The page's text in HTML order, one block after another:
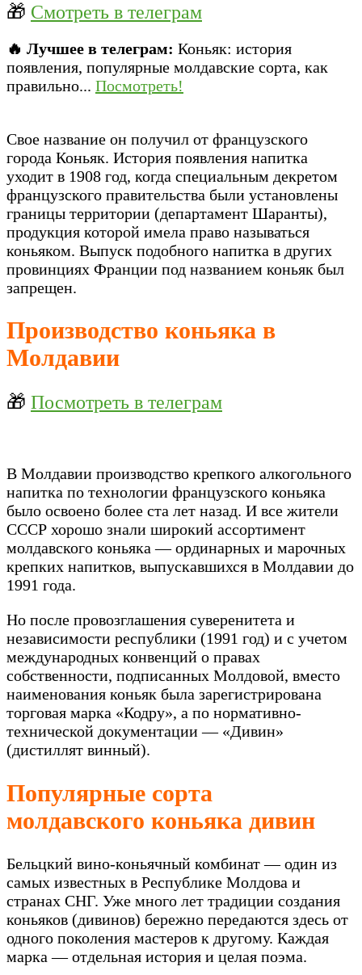
🎁 Смотреть в телеграм
🔥 Лучшее в телеграм: Коньяк: история
появления, популярные молдавские сорта, как
правильно... Посмотреть!
Свое название он получил от французского
города Коньяк. История появления напитка
уходит в 1908 год, когда специальным декретом
французского правительства были установлены
границы территории (департамент Шаранты),
продукция которой имела право называться
коньяком. Выпуск подобного напитка в других
провинциях Франции под названием коньяк был
запрещен.
Производство коньяка в
Молдавии
🎁 Посмотреть в телеграм
В Молдавии производство крепкого алкогольного
напитка по технологии французского коньяка
было освоено более ста лет назад. И все жители
СССР хорошо знали широкий ассортимент
молдавского коньяка — ординарных и марочных
крепких напитков, выпускавшихся в Молдавии до
1991 года.
Но после провозглашения суверенитета и
независимости республики (1991 год) и с учетом
международных конвенций о правах
собственности, подписанных Молдовой, вместо
наименования коньяк была зарегистрирована
торговая марка «Кодру», а по нормативно-
технической документации — «Дивин»
(дистиллят винный).
Популярные сорта
молдавского коньяка дивин
Бельцкий вино-коньячный комбинат — один из
самых известных в Республике Молдова и
странах СНГ. Уже много лет традиции создания
коньяков (дивинов) бережно передаются здесь от
одного поколения мастеров к другому. Каждая
марка — отдельная история и целая поэма.